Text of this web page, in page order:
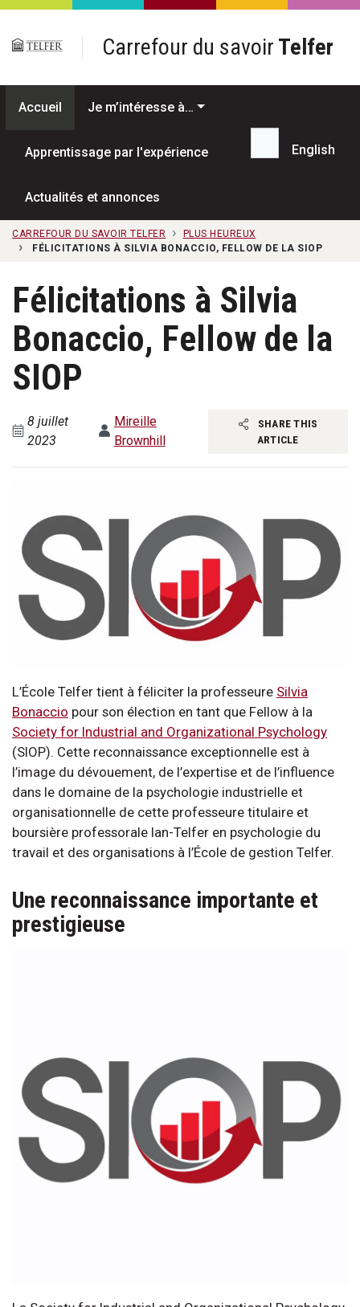
Passer au contenu principal
Carrefour du savoir Telfer
Accueil Je m’intéresse à…
Apprentissage par l'expérience
Actualités et annonces
Recherche...
English
CARREFOUR DU SAVOIR TELFER
PLUS HEUREUX
FÉLICITATIONS À SILVIA BONACCIO, FELLOW DE LA SIOP
Félicitations à Silvia
Bonaccio, Fellow de la
SIOP
8 juillet
2023
Mireille
Brownhill
SHARE THIS
ARTICLE
L’École Telfer tient à féliciter la professeure Silvia
Bonaccio pour son élection en tant que Fellow à la
Society for Industrial and Organizational Psychology
(SIOP). Cette reconnaissance exceptionnelle est à
l’image du dévouement, de l’expertise et de l’influence
dans le domaine de la psychologie industrielle et
organisationnelle de cette professeure titulaire et
boursière professorale Ian-Telfer en psychologie du
travail et des organisations à l’École de gestion Telfer.
Une reconnaissance importante et
prestigieuse